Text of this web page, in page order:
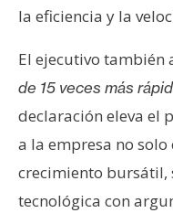
la eficiencia y la
El ejecutivo también
de 15 veces más
declaración eleva el
a la empresa no
crecimiento bursátil,
tecnológica con